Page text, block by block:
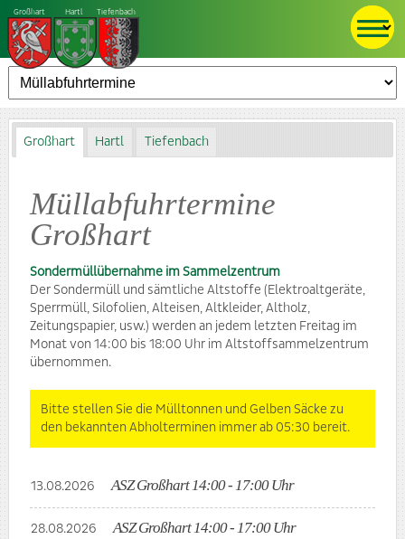
Großhart Hartl Tiefenbach
Großhart Hartl Tiefenbach
Müllabfuhrtermine
Großhart
Sondermüllübernahme im Sammelzentrum
Der Sondermüll und sämtliche Altstoffe (Elektroaltgeräte,
Sperrmüll, Silofolien, Alteisen, Altkleider, Altholz,
Zeitungspapier, usw.) werden an jedem letzten Freitag im
Monat von 14:00 bis 18:00 Uhr im Altstoffsammelzentrum
übernommen.
Bitte stellen Sie die Mülltonnen und Gelben Säcke zu
den bekannten Abholterminen immer ab 05:30 bereit.
13.08.2026 ASZ Großhart 14:00 - 17:00 Uhr
28.08.2026 ASZ Großhart 14:00 - 17:00 Uhr